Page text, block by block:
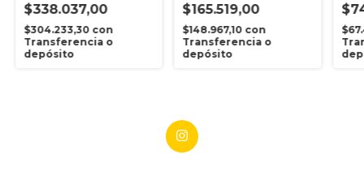
$338.037,00
$304.233,30 con
Transferencia o
depósito
$165.519,00
$148.967,10 con
Transferencia o
depósito